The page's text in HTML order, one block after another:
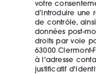
votre
d’introduire une
de contrôle,
données post-
droits par voie
63000
à l'adresse
justificatif